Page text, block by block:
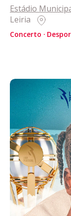
Clubes
Política de
Política de
Acompanhe a
CULTURA
DESPORTO
Estádio
Leiria
Concerto
CRIAR NOVO